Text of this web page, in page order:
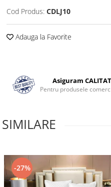
Cod Produs: CDLJ10
Adauga la Favorite
Asiguram
Pentru produsele
-27%